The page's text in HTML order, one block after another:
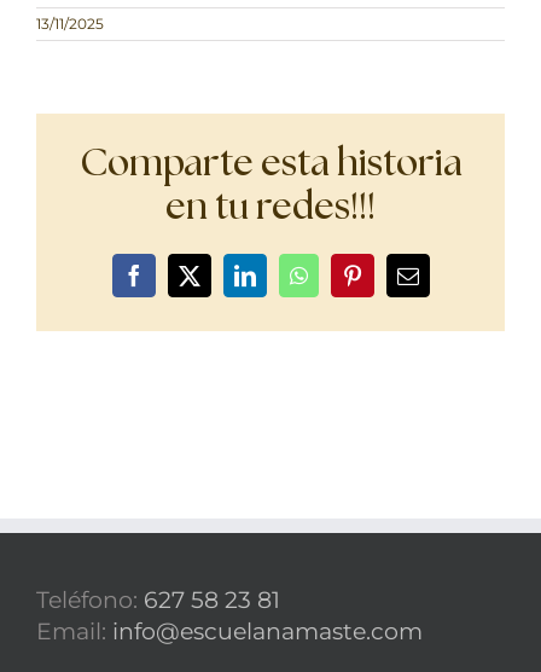
13/11/2025
Comparte esta historia
en tu redes!!!
Facebook
X LinkedInWhatsAppPinterestCorreo
Teléfono: 627 58 23 81
Email: info@escuelanamaste.com